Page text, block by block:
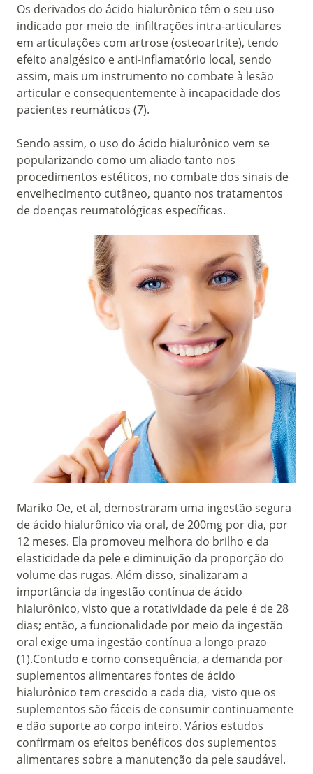
Os derivados do ácido hialurônico têm o seu uso
indicado por meio de infiltrações intra-articulares
em articulações com artrose (osteoartrite), tendo
efeito analgésico e anti-inflamatório local, sendo
assim, mais um instrumento no combate à lesão
articular e consequentemente à incapacidade dos
pacientes reumáticos (7).
Sendo assim, o uso do ácido hialurônico vem se
popularizando como um aliado tanto nos
procedimentos estéticos, no combate dos sinais de
envelhecimento cutâneo, quanto nos tratamentos
de doenças reumatológicas específicas.
Mariko Oe, et al, demostraram uma ingestão segura
de ácido hialurônico via oral, de 200mg por dia, por
12 meses. Ela promoveu melhora do brilho e da
elasticidade da pele e diminuição da proporção do
volume das rugas. Além disso, sinalizaram a
importância da ingestão contínua de ácido
hialurônico, visto que a rotatividade da pele é de 28
dias; então, a funcionalidade por meio da ingestão
oral exige uma ingestão contínua a longo prazo
(1).Contudo e como consequência, a demanda por
suplementos alimentares fontes de ácido
hialurônico tem crescido a cada dia, visto que os
suplementos são fáceis de consumir continuamente
e dão suporte ao corpo inteiro. Vários estudos
confirmam os efeitos benéficos dos suplementos
alimentares sobre a manutenção da pele saudável.